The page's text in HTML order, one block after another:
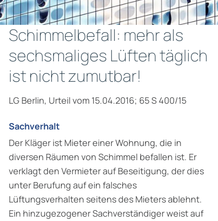
Schimmelbefall: mehr als
sechsmaliges Lüften täglich
ist nicht zumutbar!
LG Berlin, Urteil vom 15.04.2016; 65 S 400/15
Sachverhalt
Der Kläger ist Mieter einer Wohnung, die in
diversen Räumen von Schimmel befallen ist. Er
verklagt den Vermieter auf Beseitigung, der dies
unter Berufung auf ein falsches
Lüftungsverhalten seitens des Mieters ablehnt.
Ein hinzugezogener Sachverständiger weist auf